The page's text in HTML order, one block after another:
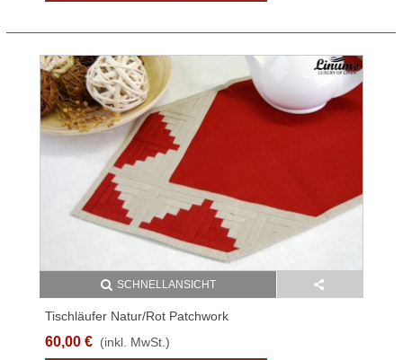
SCHNELLANSICHT
Tischläufer Natur/Rot Patchwork
60,00 € (inkl. MwSt.)